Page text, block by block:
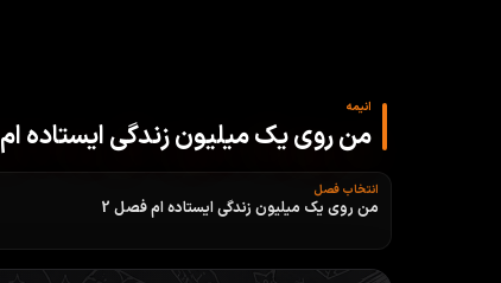
انیمه
من روی یک میلیون زندگی ایستاده ام
انتخاب فصل
من روی یک میلیون زندگی ایستاده ام فصل 2